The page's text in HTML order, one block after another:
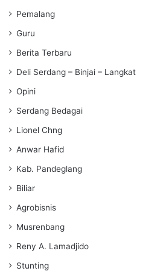
Pemalang
Guru
Berita Terbaru
Deli Serdang – Binjai – Langkat
Opini
Serdang Bedagai
Lionel Chng
Anwar Hafid
Kab. Pandeglang
Biliar
Agrobisnis
Musrenbang
Reny A. Lamadjido
Stunting